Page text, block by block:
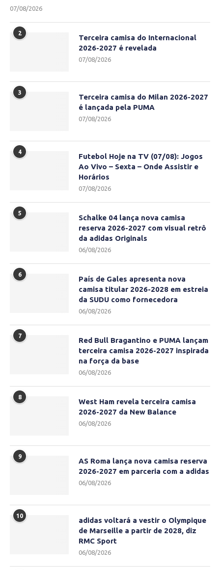
07/08/2026
2
Terceira camisa do Internacional
2026-2027 é revelada
07/08/2026
3
Terceira camisa do Milan 2026-2027
é lançada pela PUMA
07/08/2026
4
Futebol Hoje na TV (07/08): Jogos
Ao Vivo – Sexta – Onde Assistir e
Horários
07/08/2026
5
Schalke 04 lança nova camisa
reserva 2026-2027 com visual retrô
da adidas Originals
06/08/2026
6
País de Gales apresenta nova
camisa titular 2026-2028 em estreia
da SUDU como fornecedora
06/08/2026
7
Red Bull Bragantino e PUMA lançam
terceira camisa 2026-2027 inspirada
na força da base
06/08/2026
8
West Ham revela terceira camisa
2026-2027 da New Balance
06/08/2026
9
AS Roma lança nova camisa reserva
2026-2027 em parceria com a adidas
06/08/2026
10
adidas voltará a vestir o Olympique
de Marseille a partir de 2028, diz
RMC Sport
06/08/2026